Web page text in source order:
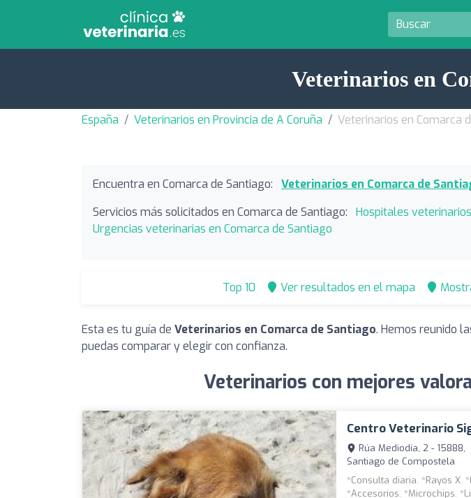
Veterinarios en
España Veterinarios en Provincia de A Coruña Veterinarios en Comarca
Encuentra en Comarca de Santiago:
Veterinarios en Comarca de
Servicios más solicitados en Comarca de Santiago:
Hospitales
Urgencias veterinarias en Comarca de Santiago
Top 10 Ver resultados en el mapa
Esta es tu guía de Veterinarios en Comarca de Santiago. Hemos reunido
puedas comparar y elegir con confianza.
Veterinarios con mejores
Centro Veterinario
Rúa Mediodía, 2 - 15888,
Santiago de Compostela
*Consulta diaria. *Rayos X.
*Accesorios. *Microchips.